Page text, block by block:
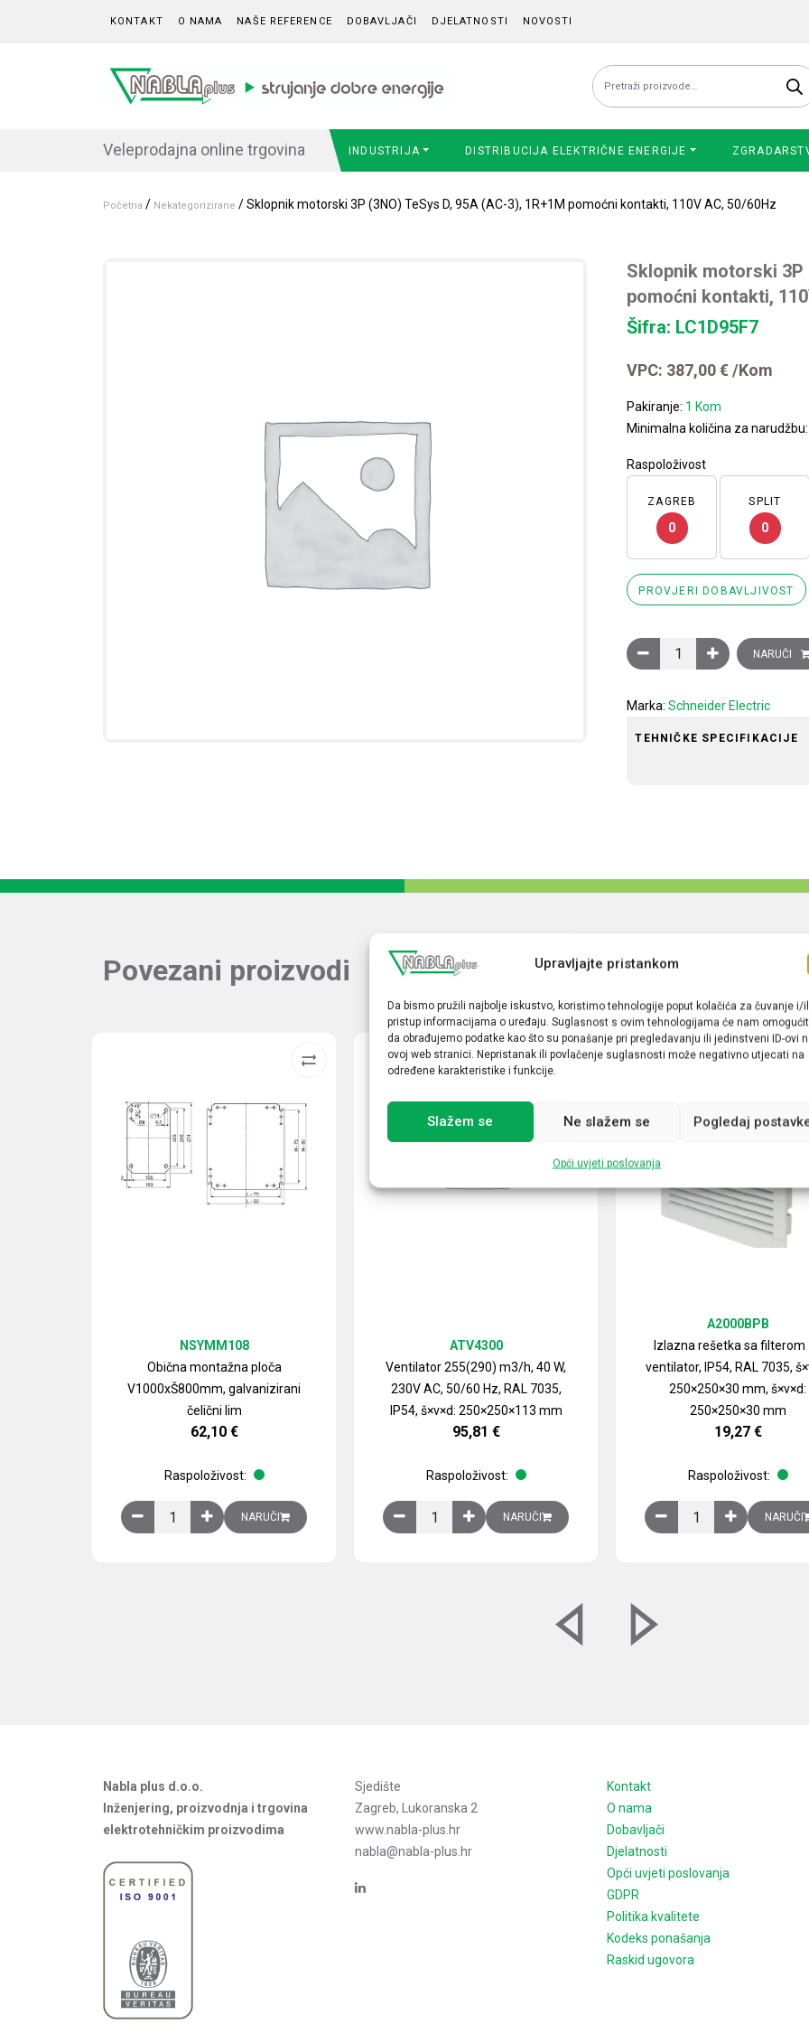
Upravljajte pristankom
Da bismo pružili najbolje iskustvo, koristimo tehnologije poput kolačića za čuvanje i/
pristup informacijama o uređaju. Suglasnost s ovim tehnologijama će nam
da obrađujemo podatke kao što su ponašanje pri pregledavanju ili jedinstveni ID-ovi
ovoj web stranici. Nepristanak ili povlačenje suglasnosti može negativno utjecati na
određene karakteristike i funkcije.
Slažem se Ne slažem se Pogledaj
Opći uvjeti poslovanja
KONTAKT O NAMA NAŠE REFERENCE DOBAVLJAČI DJELATNOSTI NOVOSTI
Pretraži:
Veleprodajna online trgovina INDUSTRIJA DISTRIBUCIJA ELEKTRIČNE ENERGIJE
Početna / Nekategorizirane / Sklopnik motorski 3P (3NO) TeSys D, 95A (AC-3), 1R+1M pomoćni kontakti, 110V AC, 50/60Hz
Sklopnik motorski 3P
pomoćni kontakti,
Šifra: LC1D95F7
VPC: 387,00€ /Kom
Pakiranje: 1 Kom
Minimalna količina za narudžbu:
Raspoloživost
ZAGREB
0
SPLIT
0
PROVJERI DOBAVLJIVOST
Sklopnik motorski 3P
NARUČI
Marka:Schneider Electric
TEHNIČKE SPECIFIKACIJE
Povezani proizvodi
Obična montažna ploča
V1000xŠ800mm, galvanizirani
čelični lim
NSYMM108
62,10 €
Raspoloživost:
Obična montažna ploča V1000xŠ800mm, galvanizirani čelični lim količina
NARUČI
Ventilator 255(290) m3/h, 40 W,
230V AC, 50/60 Hz, RAL 7035,
IP54, š×v×d: 250×250×113 mm
ATV4300
95,81 €
Raspoloživost:
Ventilator 255(290) m3/h, 40 W, 230V AC, 50/60 Hz, RAL 7035,
NARUČI
Izlazna rešetka sa filterom
ventilator, IP54, RAL 7035,
250×250×30 mm, š×v×d:
250×250×30 mm
A2000BPB
19,27 €
Raspoloživost:
Izlazna rešetka saNARUČI
Nabla plus d.o.o.
Inženjering, proizvodnja i trgovina
elektrotehničkim proizvodima
Sjedište
Zagreb, Lukoranska 2
www.nabla-plus.hr
nabla@nabla-plus.hr
Kontakt
O nama
Dobavljači
Djelatnosti
Opći uvjeti poslovanja
GDPR
Politika kvalitete
Kodeks ponašanja
Raskid ugovora